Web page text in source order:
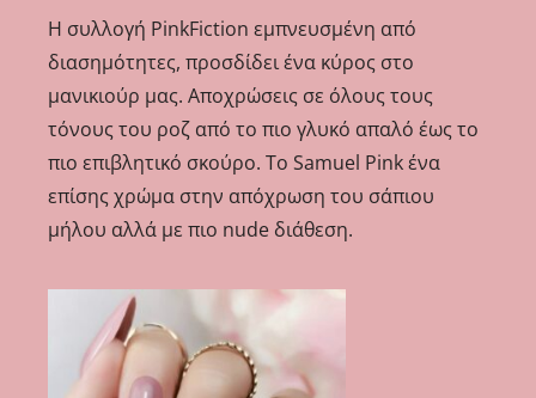
Η συλλογή PinkFiction εμπνευσμένη από
διασημότητες, προσδίδει ένα κύρος στο
μανικιούρ μας. Αποχρώσεις σε όλους τους
τόνους του ροζ από το πιο γλυκό απαλό έως το
πιο επιβλητικό σκούρο. Το Samuel Pink ένα
επίσης χρώμα στην απόχρωση του σάπιου
μήλου αλλά με πιο nude διάθεση.